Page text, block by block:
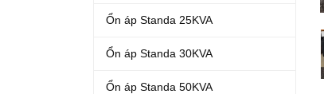
Ổn áp Standa 25KVA
Ổn áp Standa 30KVA
Ổn áp Standa 50KVA